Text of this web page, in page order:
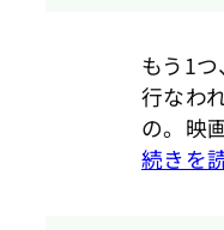
もう1
行なわ
の。映
続きを